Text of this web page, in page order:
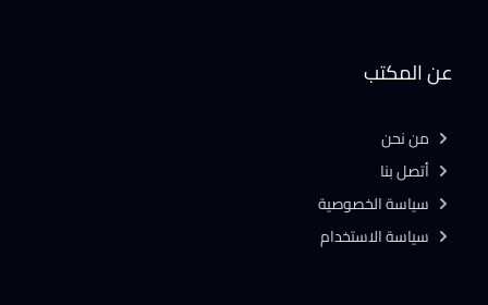
عن المكتب
من نحن
أتصل بنا
سياسة الخصوصية
سياسة الاستخدام